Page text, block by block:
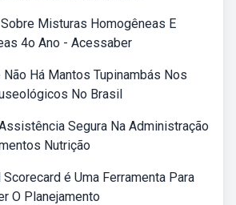
Misturas Homogêneas E
4o Ano - Acessaber
Há Mantos Tupinambás Nos
No Brasil
Segura Na Administração
Nutrição
Scorecard é Uma Ferramenta Para
O Planejamento